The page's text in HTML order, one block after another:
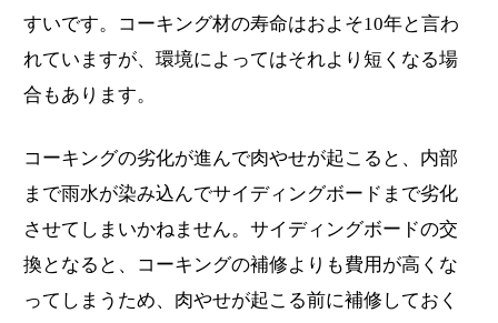
すいです。コーキング材の寿命はおよそ10年と言わ
れていますが、環境によってはそれより短くなる場
合もあります。
コーキングの劣化が進んで肉やせが起こると、内部
まで雨水が染み込んでサイディングボードまで劣化
させてしまいかねません。サイディングボードの交
換となると、コーキングの補修よりも費用が高くな
ってしまうため、肉やせが起こる前に補修しておく